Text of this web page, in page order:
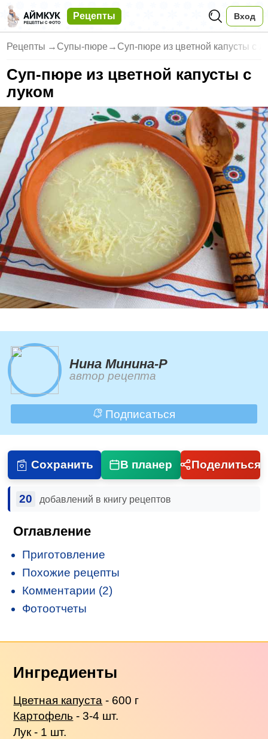
Рецепты Вход
Рецепты → Супы-пюре → Суп-пюре из цветной капусты с
Суп-пюре из цветной капусты с
луком
Нина Минина-Р
автор рецепта
Подписаться
Сохранить В планер Поделиться
20 добавлений в книгу рецептов
Оглавление
Приготовление
Похожие рецепты
Комментарии (2)
Фотоотчеты
Ингредиенты
Цветная капуста - 600 г
Картофель - 3-4 шт.
Лук - 1 шт.